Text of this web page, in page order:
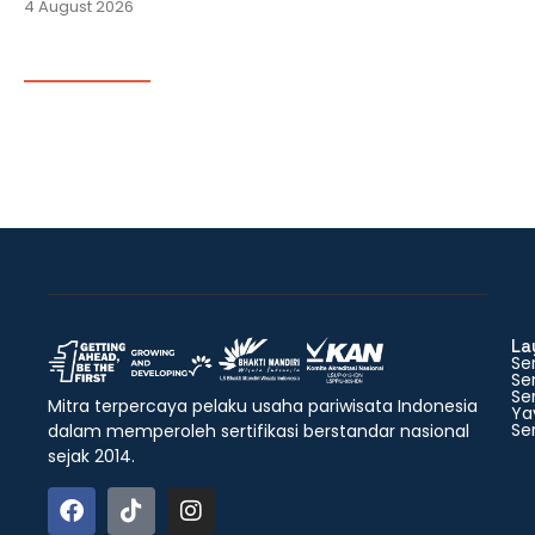
4 August 2026
Mitra terpercaya pelaku usaha pariwisata Indonesia
dalam memperoleh sertifikasi berstandar nasional
sejak 2014.